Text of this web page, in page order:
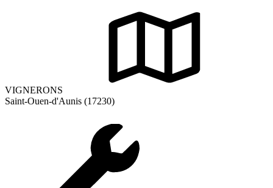
VIGNERONS
Saint-Ouen-d'Aunis (17230)